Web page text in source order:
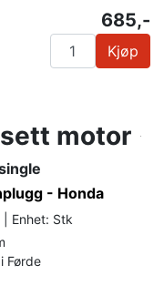
685,-
Kjøp
motor
- Honda
Enhet: Stk
Førde